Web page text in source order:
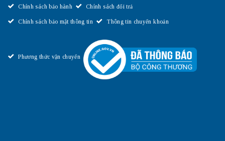
Chính sách bảo hành Chính sách đổi trả
Chính sách bảo mật thông tin Thông tin chuyển khoản
Phương thức vận chuyển